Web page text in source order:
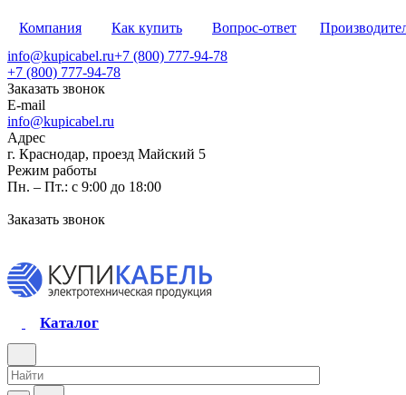
Компания Как купить Вопрос-ответ
info@kupicabel.ru+7 (800) 777-94-78
+7 (800) 777-94-78
Заказать звонок
E-mail
info@kupicabel.ru
Адрес
г. Краснодар, проезд Майский 5
Режим работы
Пн. – Пт.: с 9:00 до 18:00
Заказать звонок
Каталог